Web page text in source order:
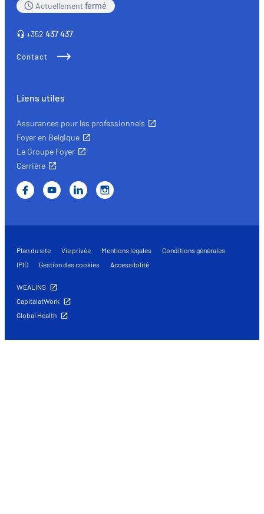
Actuellementfermé
+352 437 437
Contact
Liens utiles
Assurances pour les professionnels
Foyer en Belgique
Le Groupe Foyer
Carrière
Plan du site Vie privée Mentions légales
Conditions générales
IPID
Gestion des cookies Accessibilité
WEALINS
CapitalatWork
Global Health